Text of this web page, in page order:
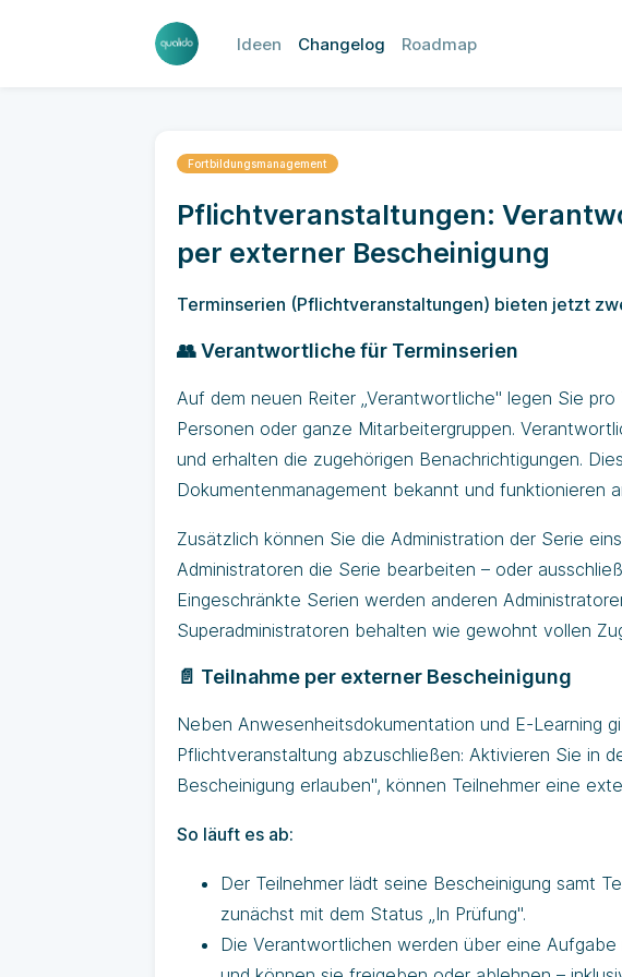
Ideen Changelog Roadmap
Fortbildungsmanagement
Pflichtveranstaltungen:
per externer Bescheinigung
Terminserien (Pflichtveranstaltungen) bieten jetzt
👥 Verantwortliche für Terminserien
Auf dem neuen Reiter „Verantwortliche" legen Sie
Personen oder ganze Mitarbeitergruppen.
und erhalten die zugehörigen Benachrichtigungen.
Dokumentenmanagement bekannt und funktionieren
Zusätzlich können Sie die Administration der Serie
Administratoren die Serie bearbeiten – oder
Eingeschränkte Serien werden anderen
Superadministratoren behalten wie gewohnt vollen
📄 Teilnahme per externer Bescheinigung
Neben Anwesenheitsdokumentation und E-Learning
Pflichtveranstaltung abzuschließen: Aktivieren Sie in
Bescheinigung erlauben", können Teilnehmer eine
So läuft es ab:
Der Teilnehmer lädt seine Bescheinigung samt
zunächst mit dem Status „In Prüfung".
Die Verantwortlichen werden über eine